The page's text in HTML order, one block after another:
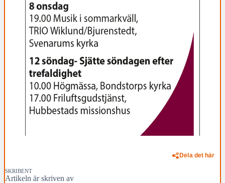
Dela det här
SKRIBENT
Artikeln är skriven av